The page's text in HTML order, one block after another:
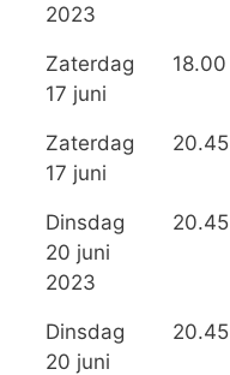
2023
Zaterdag
17 juni
18.00
Zaterdag
17 juni
20.45
Dinsdag
20 juni
2023
20.45
Dinsdag
20 juni
20.45